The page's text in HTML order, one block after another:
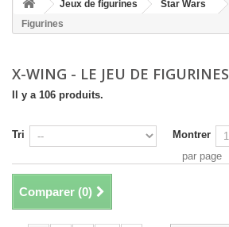
Jeux de figurines Star Wars
Figurines
X-WING - LE JEU DE FIGURINES
Il y a 106 produits.
Tri
Montrer
par page
Comparer (0)